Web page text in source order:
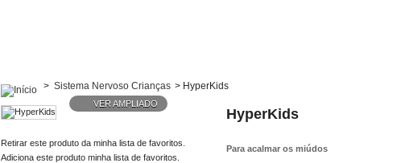
> Sistema Nervoso Crianças > HyperKids
VER AMPLIADO
Retirar este produto da minha lista de favoritos.
Adiciona este produto minha lista de favoritos.
HyperKids
Para acalmar os miúdos